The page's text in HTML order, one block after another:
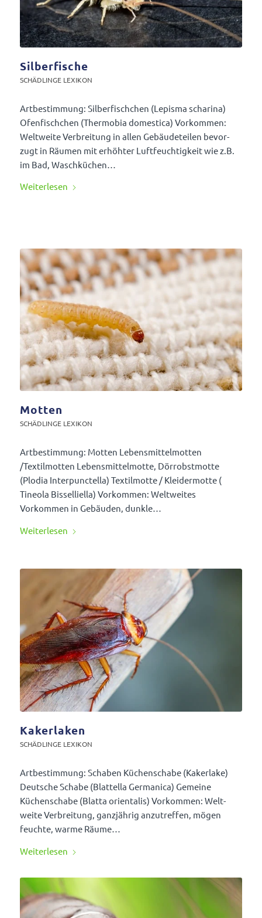
Silberfische
SCHÄD­LINGE LEXIKON
Artbe­stim­mung: Silber­fisch­chen (Lepisma scha­rina)
Ofen­fisch­chen (Ther­mobia dome­stica) Vorkommen:
Welt­weite Verbrei­tung in allen Gebäu­de­teilen bevor­
zugt in Räumen mit erhöhter Luft­feuch­tig­keit wie z.B.
im Bad, Wasch­kü­chen…
Weiter­lesen
Motten
SCHÄD­LINGE LEXIKON
Artbe­stim­mung: Motten Lebens­mit­tel­motten
/Textilmotten Lebens­mit­tel­motte, Dörr­obst­motte
(Plodia Inter­punctella) Textil­motte / Klei­der­motte (
Tineola Bissel­liella) Vorkommen: Welt­weites
Vorkommen in Gebäuden, dunkle…
Weiter­lesen
Kakerlaken
SCHÄD­LINGE LEXIKON
Artbe­stim­mung: Schaben Küchen­schabe (Kaker­lake)
Deut­sche Schabe (Blat­tella Germa­nica) Gemeine
Küchen­schabe (Blatta orien­talis) Vorkommen: Welt­
weite Verbrei­tung, ganz­jährig anzu­treffen, mögen
feuchte, warme Räume…
Weiter­lesen